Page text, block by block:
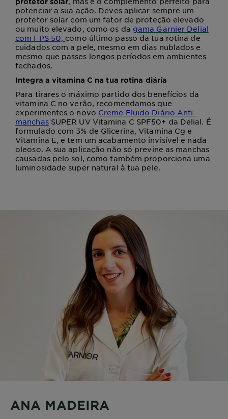
potenciar a sua ação. Deves aplicar sempre um
protetor solar com um fator de proteção elevado
ou muito elevado, como os da gama Garnier Delial
com FPS 50, como último passo da tua rotina de
cuidados com a pele, mesmo em dias nublados e
mesmo que passes longos períodos em ambientes
fechados.
Integra a vitamina C na tua rotina diária
Para tirares o máximo partido dos benefícios da
vitamina C no verão, recomendamos que
experimentes o novo Creme Fluido Diário Anti-
manchasSUPER UV Vitamina C SPF50+ da Delial. É
formulado com 3% de Glicerina, Vitamina Cg e
Vitamina E, e tem um acabamento invisível e nada
oleoso. A sua aplicação não só previne as manchas
causadas pelo sol, como também proporciona uma
luminosidade super natural à tua pele.
ANA MADEIRA